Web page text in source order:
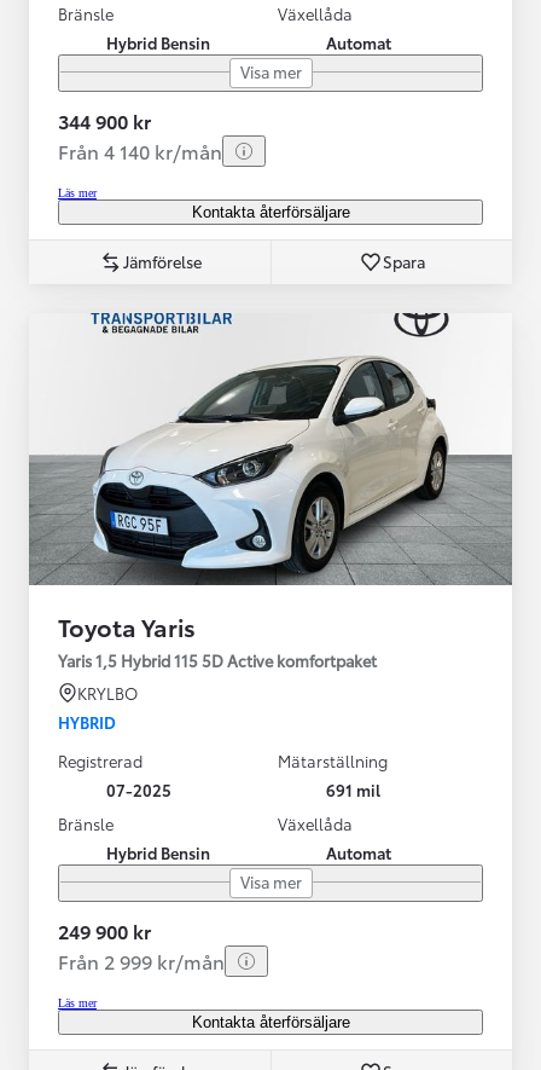
Bränsle
Hybrid Bensin
Växellåda
Automat
Visa mer
344 900 kr
Från 4 140 kr/mån
Läs mer
Kontakta återförsäljare
Jämförelse Spara
Toyota Yaris
Yaris 1,5 Hybrid 115 5D Active komfortpaket
KRYLBO
HYBRID
Registrerad
07-2025
Mätarställning
691 mil
Bränsle
Hybrid Bensin
Växellåda
Automat
Visa mer
249 900 kr
Från 2 999 kr/mån
Läs mer
Kontakta återförsäljare